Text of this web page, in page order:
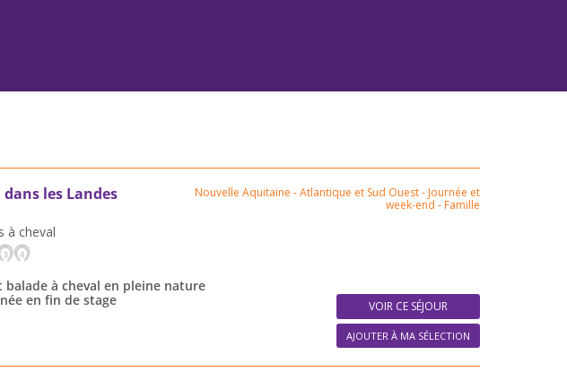
les Landes Nouvelle Aquitaine - Atlantique et Sud Ouest- Journée et
week-end - Famille
à cheval
à cheval en pleine nature
en fin de stage
VOIR CE SÉJOUR
AJOUTER À MA SÉLECTION